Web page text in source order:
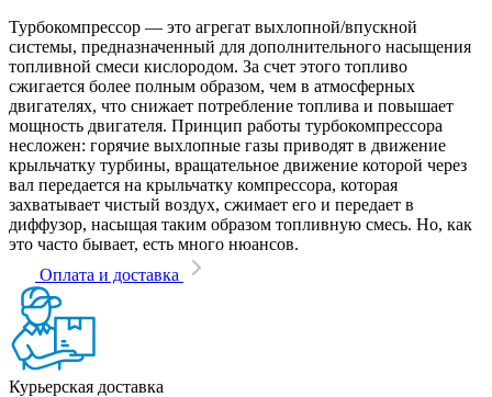
Турбокомпрессор — это агрегат выхлопной/впускной
системы, предназначенный для дополнительного насыщения
топливной смеси кислородом. За счет этого топливо
сжигается более полным образом, чем в атмосферных
двигателях, что снижает потребление топлива и повышает
мощность двигателя. Принцип работы турбокомпрессора
несложен: горячие выхлопные газы приводят в движение
крыльчатку турбины, вращательное движение которой через
вал передается на крыльчатку компрессора, которая
захватывает чистый воздух, сжимает его и передает в
диффузор, насыщая таким образом топливную смесь. Но, как
это часто бывает, есть много нюансов.
Оплата и доставка
Курьерская доставка